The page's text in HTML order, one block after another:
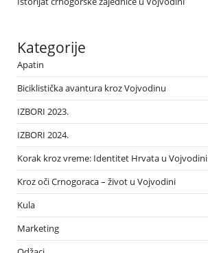
Kategorije
Apatin
Biciklistička avantura kroz Vojvodinu
IZBORI 2023.
IZBORI 2024.
Korak kroz vreme: Identitet Hrvata u Vojvodini
Kroz oči Crnogoraca – život u Vojvodini
Kula
Marketing